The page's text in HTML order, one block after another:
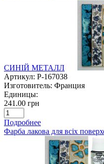
СИНІЙ МЕТАЛЛ
Артикул: P-167038
Изготовитель: Франция
Единицы:
241.00 грн
Подробнее
Фарба лакова для всіх